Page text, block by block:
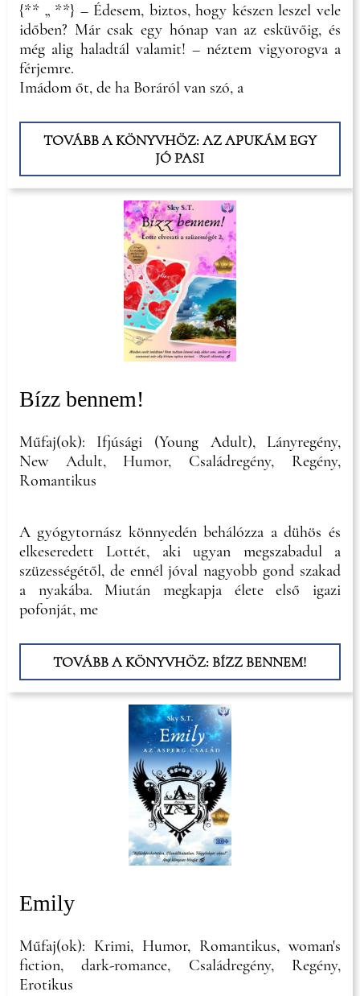
{** „ **} – Édesem, biztos, hogy készen leszel vele
időben? Már csak egy hónap van az esküvőig, és
még alig haladtál valamit! – néztem vigyorogva a
férjemre.
Imádom őt, de ha Boráról van szó, a
TOVÁBB A KÖNYVHÖZ: AZ APUKÁM EGY
JÓ PASI
Bízz bennem!
Műfaj(ok): Ifjúsági (Young Adult), Lányregény,
New Adult, Humor, Családregény, Regény,
Romantikus
A gyógytornász könnyedén behálózza a dühös és
elkeseredett Lottét, aki ugyan megszabadul a
szüzességétől, de ennél jóval nagyobb gond szakad
a nyakába. Miután megkapja élete első igazi
pofonját, me
TOVÁBB A KÖNYVHÖZ: BÍZZ BENNEM!
Emily
Műfaj(ok): Krimi, Humor, Romantikus, woman's
fiction, dark-romance, Családregény, Regény,
Erotikus